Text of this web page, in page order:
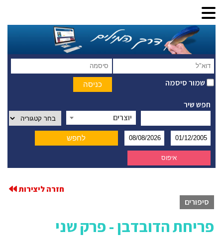
שמור סיסמה
חפש שיר
יוצרים
חזרה ליצירות
סיפורים
פריחת הדובדבן - פרק שני